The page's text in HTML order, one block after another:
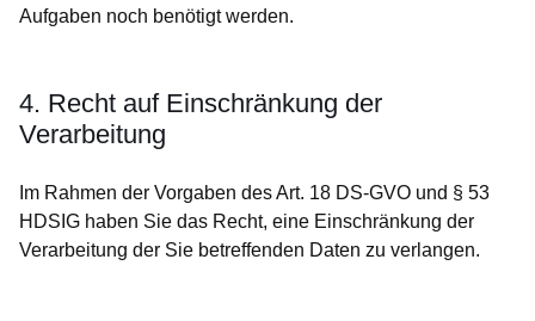
Aufgaben noch benötigt werden.
4. Recht auf Einschränkung der
Verarbeitung
Im Rahmen der Vorgaben des Art. 18 DS-GVO und § 53
HDSIG haben Sie das Recht, eine Einschränkung der
Verarbeitung der Sie betreffenden Daten zu verlangen.